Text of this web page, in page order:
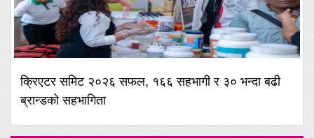
क्रिएटर समिट २०२६ सफल, १६६ सहभागी र ३० भन्दा बढी
ब्रान्डको सहभागिता